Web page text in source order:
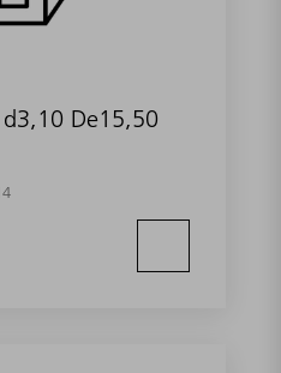
De15,50